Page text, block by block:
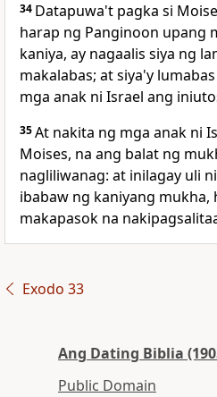
34 Datapuwa't pagka si
harap ng Panginoon upang
kaniya, ay nagaalis siya ng
makalabas; at siya'y
mga anak ni Israel ang
35At nakita ng mga anak ni
Moises, na ang balat ng
nagliliwanag: at inilagay uli
ibabaw ng kaniyang mukha,
makapasok na
Exodo 33
Ang Dating Biblia
Public Domain